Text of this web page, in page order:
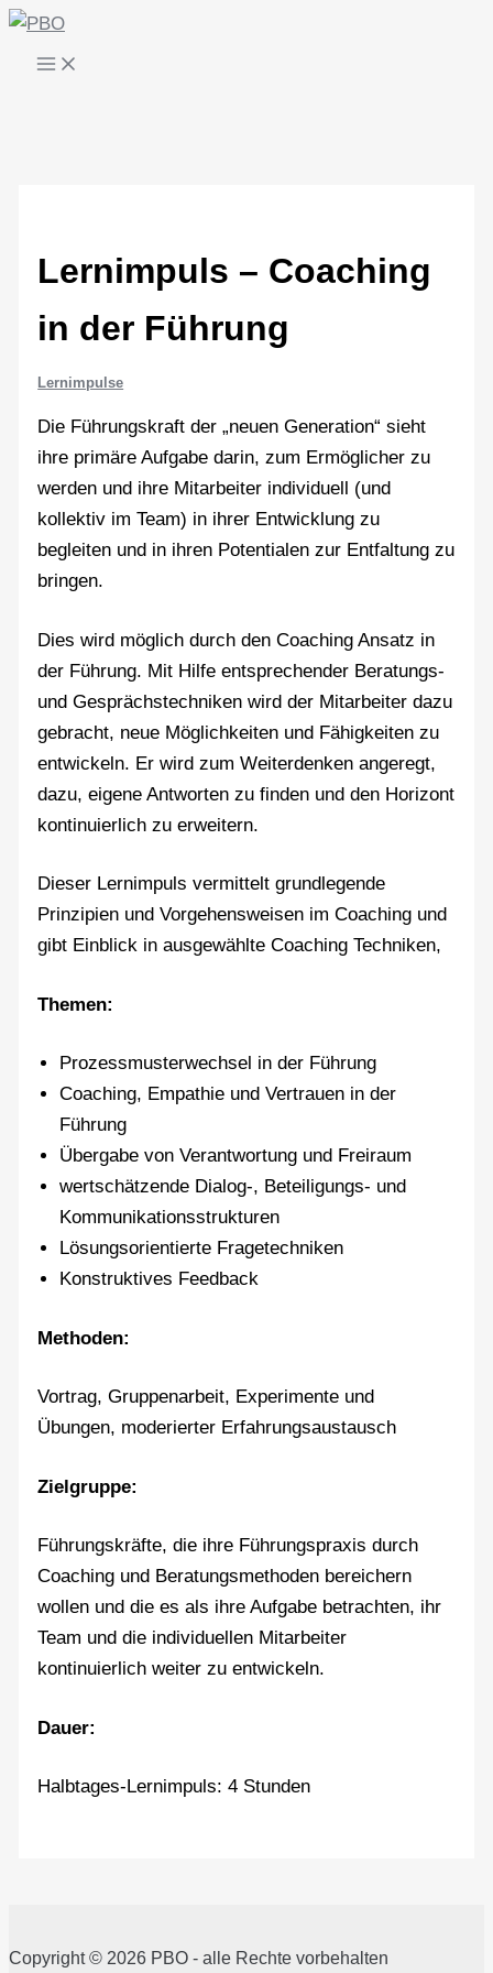
Zum
Inhalt
Lernimpuls – Coaching
in der Führung
Lernimpulse
Die Führungskraft der „neuen Generation“ sieht
ihre primäre Aufgabe darin, zum Ermöglicher zu
werden und ihre Mitarbeiter individuell (und
kollektiv im Team) in ihrer Entwicklung zu
begleiten und in ihren Potentialen zur Entfaltung zu
bringen.
Dies wird möglich durch den Coaching Ansatz in
der Führung. Mit Hilfe entsprechender Beratungs-
und Gesprächstechniken wird der Mitarbeiter dazu
gebracht, neue Möglichkeiten und Fähigkeiten zu
entwickeln. Er wird zum Weiterdenken angeregt,
dazu, eigene Antworten zu finden und den Horizont
kontinuierlich zu erweitern.
Dieser Lernimpuls vermittelt grundlegende
Prinzipien und Vorgehensweisen im Coaching und
gibt Einblick in ausgewählte Coaching Techniken,
Themen:
Prozessmusterwechsel in der Führung
Coaching, Empathie und Vertrauen in der
Führung
Übergabe von Verantwortung und Freiraum
wertschätzende Dialog-, Beteiligungs- und
Kommunikationsstrukturen
Lösungsorientierte Fragetechniken
Konstruktives Feedback
Methoden:
Vortrag, Gruppenarbeit, Experimente und
Übungen, moderierter Erfahrungsaustausch
Zielgruppe:
Führungskräfte, die ihre Führungspraxis durch
Coaching und Beratungsmethoden bereichern
wollen und die es als ihre Aufgabe betrachten, ihr
Team und die individuellen Mitarbeiter
kontinuierlich weiter zu entwickeln.
Dauer:
Halbtages-Lernimpuls: 4 Stunden
Copyright © 2026 PBO - alle Rechte vorbehalten